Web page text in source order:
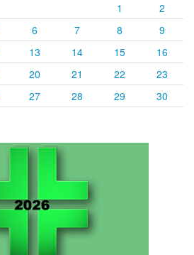
1
2
6 7 8
9
13 14 15
16
20 21 22
23
27 28 29
30